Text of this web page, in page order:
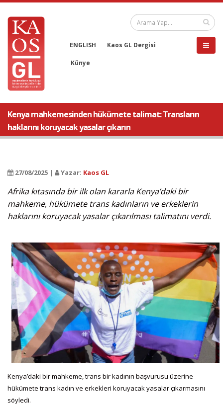
ENGLISH Kaos GL Dergisi
Künye
Kenya mahkemesinden hükümete talimat: Transların
haklarını koruyacak yasalar çıkarın
27/08/2025 | Yazar: Kaos GL
Afrika kıtasında bir ilk olan kararla Kenya’daki bir
mahkeme, hükümete trans kadınların ve erkeklerin
haklarını koruyacak yasalar çıkarılması talimatını verdi.
Kenya’daki bir mahkeme, trans bir kadının başvurusu üzerine
hükümete trans kadın ve erkekleri koruyacak yasalar çıkarmasını
söyledi.